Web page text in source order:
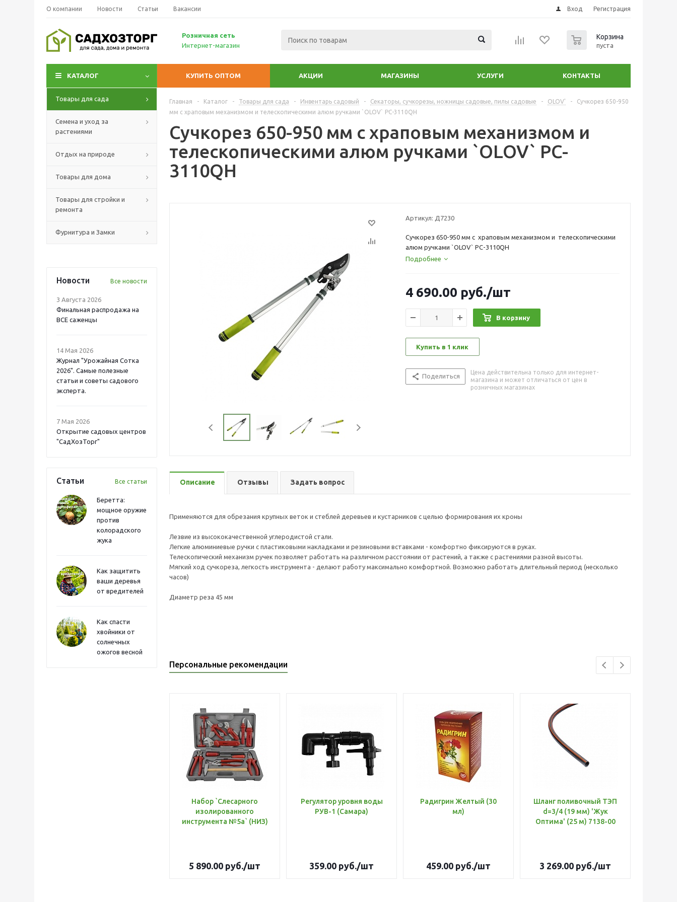
О компании Новости Статьи Вакансии Вход Регистрация
Розничная сеть
Интернет-магазин
Корзина
пуста
КАТАЛОГ КУПИТЬ ОПТОМ АКЦИИ МАГАЗИНЫ УСЛУГИ КОНТАКТЫ
Товары для сада
Семена и уход за
растениями
Отдых на природе
Товары для дома
Товары для стройки и
ремонта
Фурнитура и Замки
Новости Все новости
3 Августа 2026
Финальная распродажа на
ВСЕ саженцы
14 Мая 2026
Журнал "Урожайная Сотка
2026". Самые полезные
статьи и советы садового
эксперта.
7 Мая 2026
Открытие садовых центров
"СадХозТорг"
Статьи Все статьи
Беретта:
мощное оружие
против
колорадского
жука
Как защитить
ваши деревья
от вредителей
Как спасти
хвойники от
солнечных
ожогов весной
Главная - Каталог - Товары для сада - Инвентарь садовый - Секаторы, сучкорезы, ножницы садовые, пилы садовые - OLOV' -
Сучкорез 650-950
мм с храповым механизмом и телескопическими алюм ручками `OLOV` PC-3110QH
Сучкорез 650-950 мм с храповым механизмом и
телескопическими алюм ручками `OLOV` PC-
3110QH
Артикул: Д7230
Сучкорез 650-950 мм с храповым механизмом и телескопическими
алюм ручками `OLOV` PC-3110QH
Подробнее
4 690.00 руб./шт
В корзину
Купить в 1 клик
Поделиться
Цена действительна только для интернет-
магазина и может отличаться от цен в
розничных магазинах
Описание Отзывы Задать вопрос
Применяются для обрезания крупных веток и стеблей деревьев и кустарников с целью формирования их кроны
Лезвие из высококачественной углеродистой стали.
Легкие алюминиевые ручки с пластиковыми накладками и резиновыми вставками - комфортно фиксируются в руках.
Телескопический механизм ручек позволяет работать на различном расстоянии от растений, а также с растениями разной высоты.
Мягкий ход сучкореза, легкость инструмента - делают работу максимально комфортной. Возможно работать длительный период (несколько
часов)
Диаметр реза 45 мм
Персональные рекомендации
Набор `Слесарного
изолированного
инструмента №5а` (НИЗ)
5 890.00 руб./шт
Регулятор уровня воды
РУВ-1 (Самара)
359.00 руб./шт
Радигрин Желтый (30
мл)
459.00 руб./шт
Шланг поливочный ТЭП
d=3/4 (19 мм) 'Жук
Оптима' (25 м) 7138-00
3 269.00 руб./шт